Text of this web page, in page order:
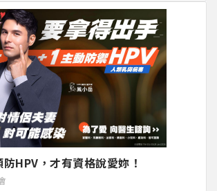
HPV，才有資格說愛妳！